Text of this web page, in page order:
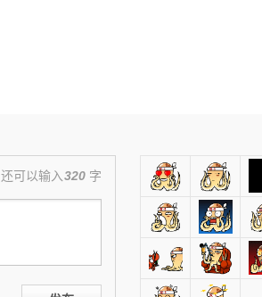
还可以输入320 字